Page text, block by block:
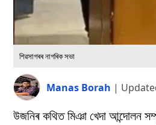
শিৱসাগৰৰ নাগৰিক সভা
Manas Borah |
উজনিৰ কথিত মিঞা খেদা আন্দোলন